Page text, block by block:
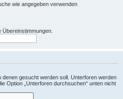
wie angegeben verwenden
gesucht werden soll. Unterforen werden
Option „Unterforen durchsuchen“ unten nicht